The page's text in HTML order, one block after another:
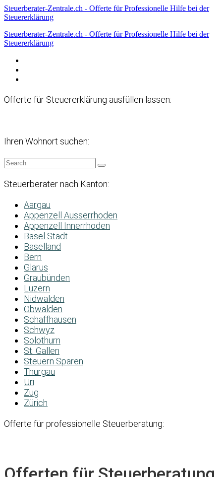
Steuerberater-Zentrale.ch - Offerte für Professionelle Hilfe bei der
Steuererklärung
Steuerberater-Zentrale.ch - Offerte für Professionelle Hilfe bei der
Steuererklärung
Offerte für Steuererklärung ausfüllen lassen:
Ihren Wohnort suchen:
Steuerberater nach Kanton:
Aargau
Appenzell Ausserrhoden
Appenzell Innerrhoden
Basel Stadt
Baselland
Bern
Glarus
Graubünden
Luzern
Nidwalden
Obwalden
Schaffhausen
Schwyz
Solothurn
St. Gallen
Steuern Sparen
Thurgau
Uri
Zug
Zürich
Offerte für professionelle Steuerberatung: